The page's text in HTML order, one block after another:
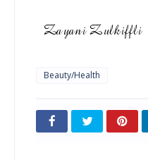
Beauty/Health